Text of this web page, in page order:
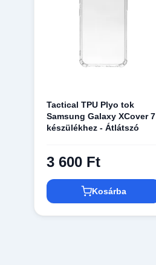
Tactical TPU Plyo tok
Samsung Galaxy XCover 7
készülékhez - Átlátszó
3 600 Ft
Kosárba